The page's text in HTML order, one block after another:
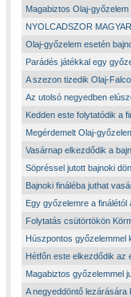
Magabiztos Olaj-győzelem
NYOLCADSZOR
Olaj-győzelem esetén
Parádés játékkal egy
A szezon tizedik Olaj-
Az utolsó negyedben
Kedden este folytatódik a
Megérdemelt Olaj-
Vasárnap elkezdődik a
Söpréssel jutott bajnoki
Bajnoki fináléba juthat
Egy győzelemre a finálétól
Folytatás csütörtökön
Húszpontos győzelemmel
Hétfőn este elkezdődik az
Magabiztos győzelemmel
A negyeddöntő lezárására